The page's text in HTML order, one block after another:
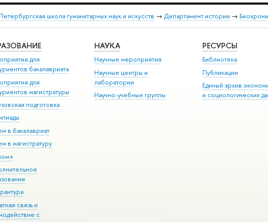
школа гуманитарных наук и искусств → Департамент истории →
для
бакалавриата
для
магистратуры
подготовка
в бакалавриат
в магистратуру
связь и
с
НАУКА
Научные мероприятия
Научные центры и
лаборатории
Научно-учебные группы
РЕСУРСЫ
Библиотека
Публикации
Единый архив
и социологических